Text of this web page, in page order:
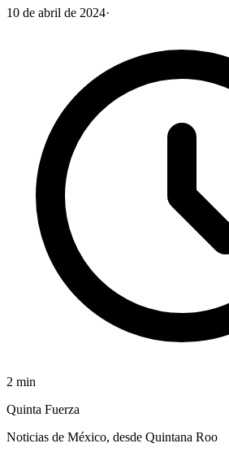
10 de abril de 2024·
2 min
Quinta Fuerza
Noticias de México, desde Quintana Roo